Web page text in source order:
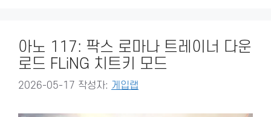
아노 117: 팍스 로마나 트레이너 다운
로드 FLiNG 치트키 모드
2026-05-17 작성자: 게입랩